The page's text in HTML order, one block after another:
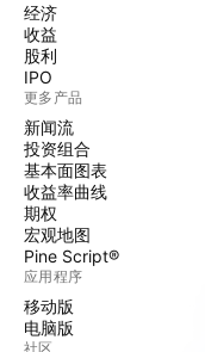
经济
收益
股利
IPO
更多产品
新闻流
投资组合
基本面图表
收益率曲线
期权
宏观地图
Pine Script®
应用程序
移动版
电脑版
社区